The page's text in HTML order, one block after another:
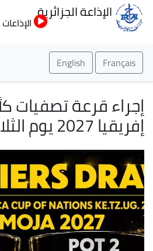
إلى
الإذاعة الجزائرية
الإذاعات
Français
English
إجراء قرعة تصفيات
إفريقيا 2027 يوم الثلاثاء 19 ماي